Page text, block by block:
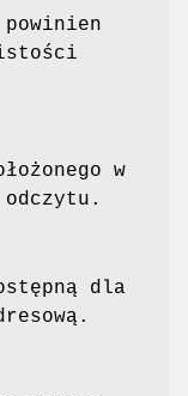
w
dla